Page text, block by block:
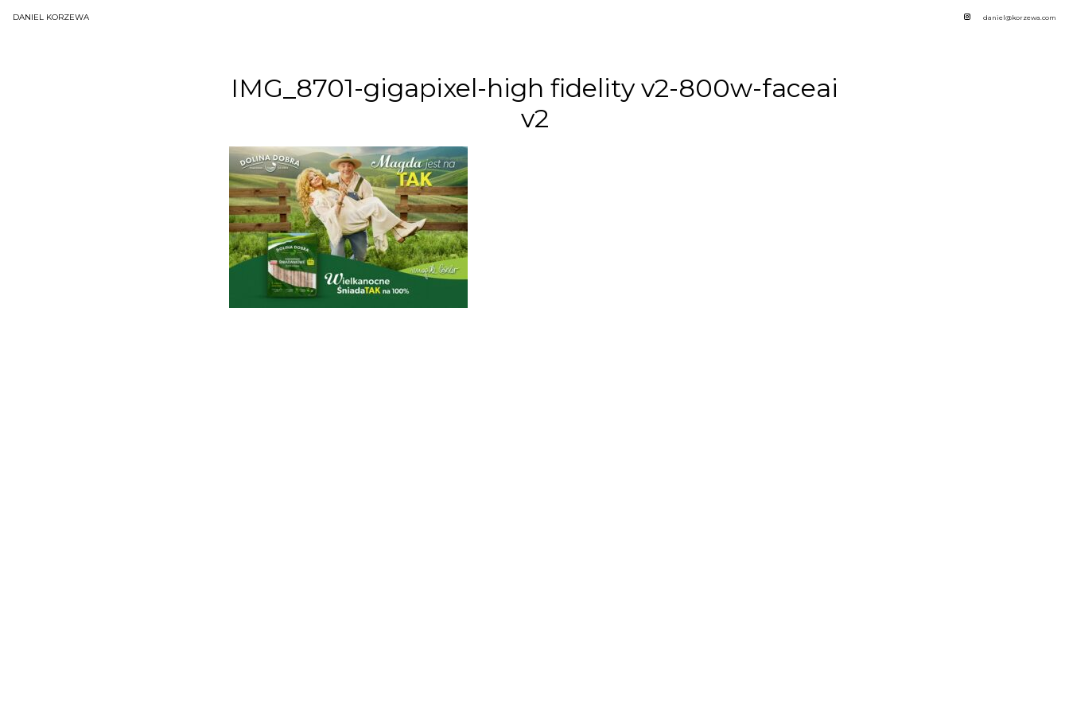
DANIEL KORZEWA daniel@korzewa.com
IMG_8701-gigapixel-high fidelity v2-800w-faceai
v2